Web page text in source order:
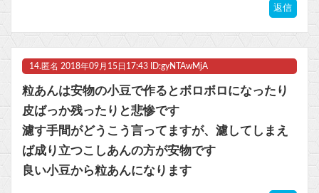
返信
14. 匿名 2018年09月15日17:43 ID:gyNTAwMjA
粒あんは安物の小豆で作るとボロボロになったり
皮ばっか残ったりと悲惨です
濾す手間がどうこう言ってますが、濾してしまえ
ば成り立つこしあんの方が安物です
良い小豆から粒あんになります